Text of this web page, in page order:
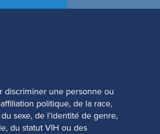
discriminer une personne ou
politique, de la race,
sexe, de l'identité de genre,
du statut VIH ou des